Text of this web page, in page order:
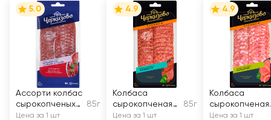
5.0
Ассорти колбас
сырокопченых
ЧЕРКИЗОВО
85г
Цена за 1 шт
4.9
Колбаса
сырокопченая
ЧЕРКИЗОВО
85г
Цена за 1 шт
4.9
Колбаса
сырокопченая
ЧЕРКИЗОВО
Цена за 1 шт